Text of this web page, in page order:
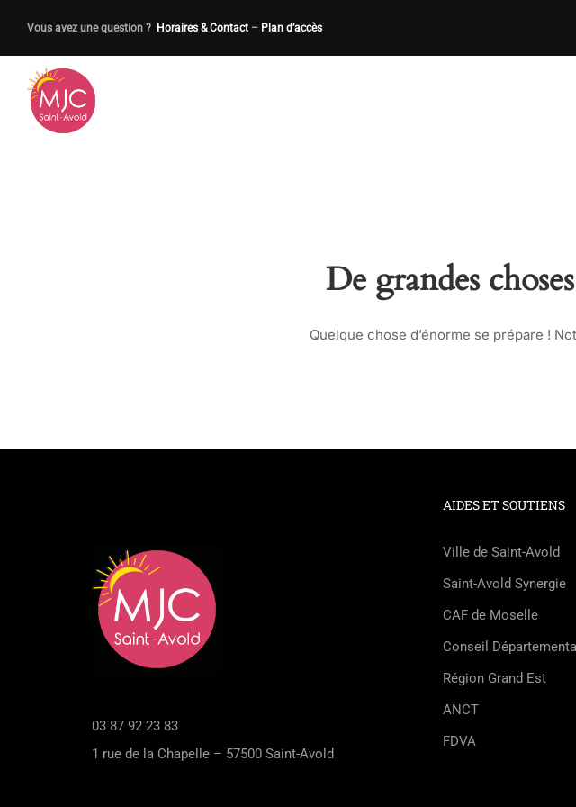
Vous avez une question ? Horaires & Contact – Plan d’accès
De grandes
Quelque chose d’énorme se prépare !
03 87 92 23 83
1 rue de la Chapelle – 57500 Saint-Avold
AIDES ET SOUTIENS
Ville de Saint-Avold
Saint-Avold Synergie
CAF de Moselle
Conseil
Région Grand Est
ANCT
FDVA